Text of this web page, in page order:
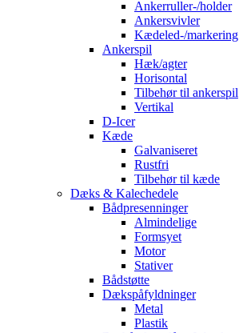
Ankerruller-/holder
Ankersvivler
Kædeled-/markering
Ankerspil
Hæk/agter
Horisontal
Tilbehør til ankerspil
Vertikal
D-Icer
Kæde
Galvaniseret
Rustfri
Tilbehør til kæde
Dæks & Kalechedele
Bådpresenninger
Almindelige
Formsyet
Motor
Stativer
Bådstøtte
Dækspåfyldninger
Metal
Plastik